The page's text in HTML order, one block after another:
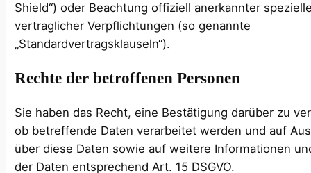
Shield“) oder Beachtung offiziell anerkannter
vertraglicher Verpflichtungen (so genannte
„Standardvertragsklauseln“).
Rechte der betroffenen Personen
Sie haben das Recht, eine Bestätigung darüber zu
ob betreffende Daten verarbeitet werden und auf
über diese Daten sowie auf weitere Informationen
der Daten entsprechend Art. 15 DSGVO.